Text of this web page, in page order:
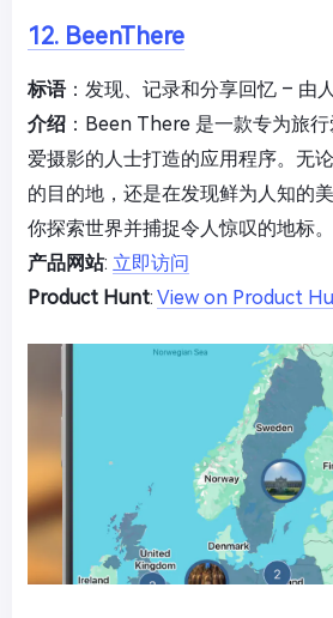
12. BeenThere
标语：发现、记录和分享回忆 – 由
介绍 ：Been There 是一款专为旅
爱摄影的人士打造的应用程序。无
的目的地，还是在发现鲜为人知的
你探索世界并捕捉令人惊叹的地标。
产品网站: 立即访问
Product Hunt: View on Product